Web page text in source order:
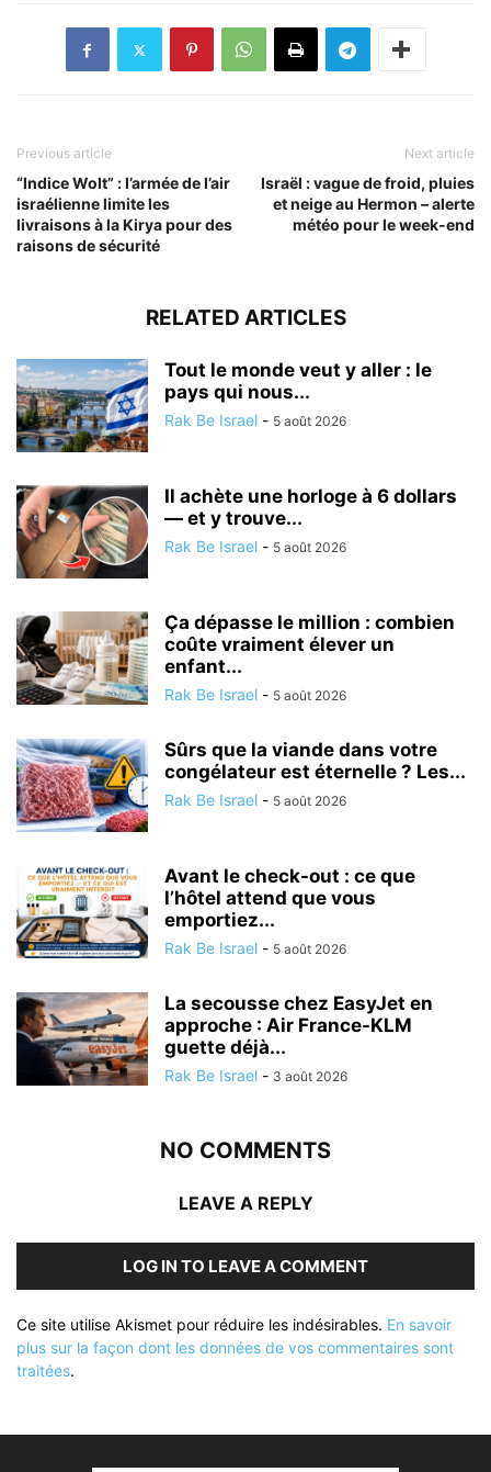
Previous article
“Indice Wolt” : l’armée de l’air
israélienne limite les
livraisons à la Kirya pour des
raisons de sécurité
Next article
Israël : vague de froid, pluies
et neige au Hermon – alerte
météo pour le week-end
RELATED ARTICLES
Tout le monde veut y aller : le
pays qui nous...
Rak Be Israel - 5 août 2026
Il achète une horloge à 6 dollars
— et y trouve...
Rak Be Israel - 5 août 2026
Ça dépasse le million : combien
coûte vraiment élever un
enfant...
Rak Be Israel - 5 août 2026
Sûrs que la viande dans votre
congélateur est éternelle ? Les...
Rak Be Israel - 5 août 2026
Avant le check-out : ce que
l’hôtel attend que vous
emportiez...
Rak Be Israel - 5 août 2026
La secousse chez EasyJet en
approche : Air France-KLM
guette déjà...
Rak Be Israel - 3 août 2026
NO COMMENTS
LEAVE A REPLY
LOG IN TO LEAVE A COMMENT
Ce site utilise Akismet pour réduire les indésirables. En savoir
plus sur la façon dont les données de vos commentaires sont
traitées.